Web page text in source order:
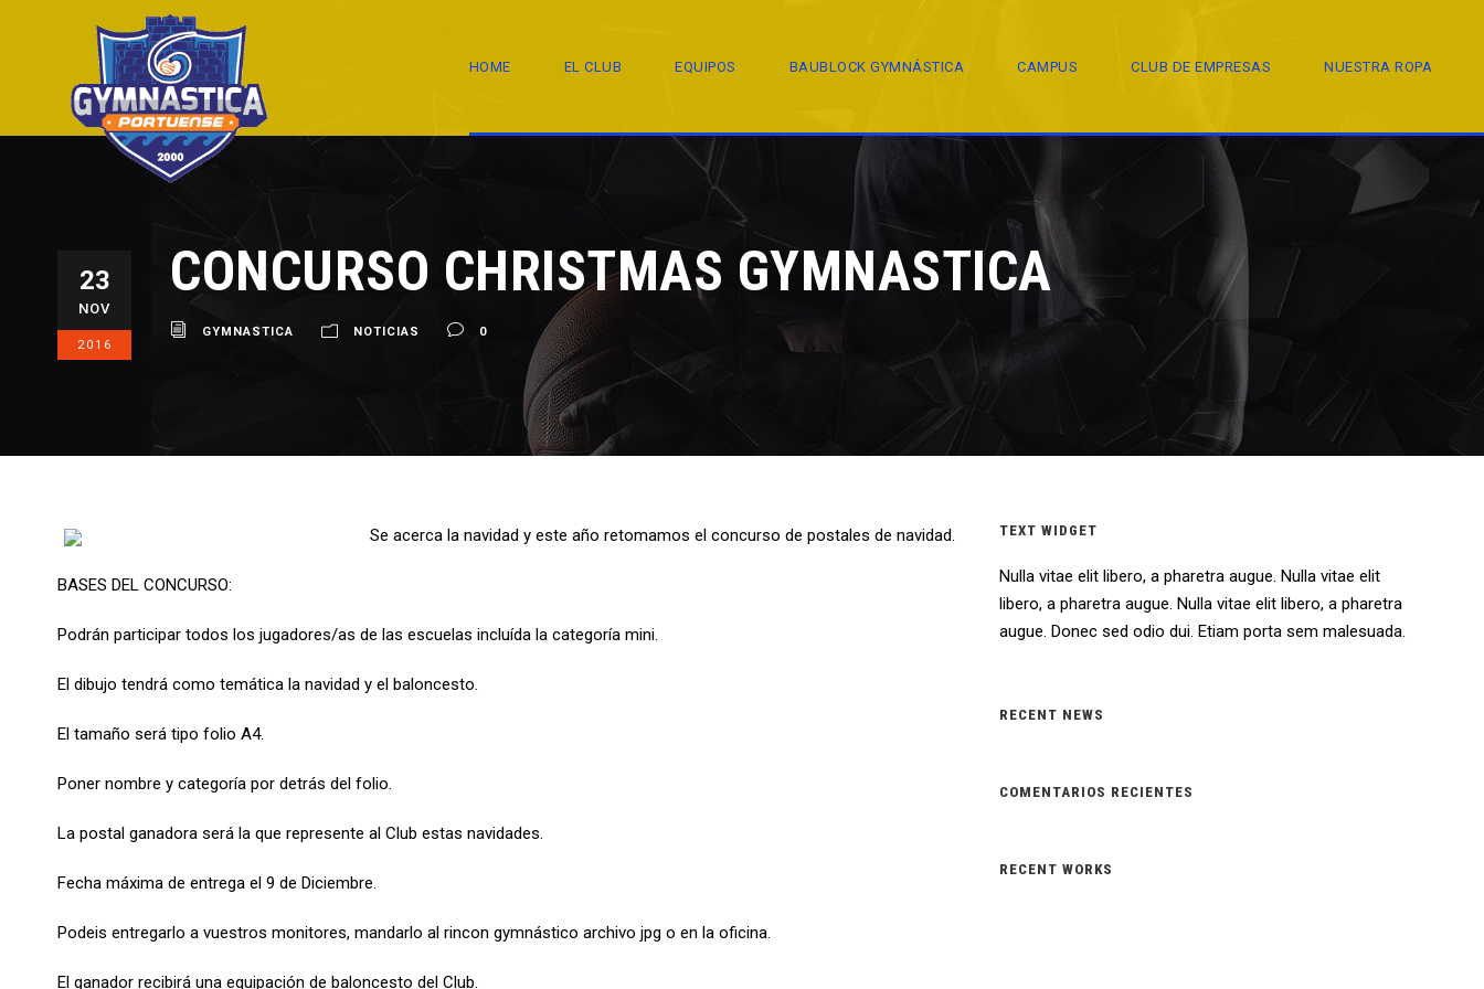
HOME EL CLUB EQUIPOS BAUBLOCK GYMNÁSTICA CAMPUS CLUB DE EMPRESAS NUESTRA ROPA
23
NOV
2016
CONCURSO CHRISTMAS GYMNASTICA
GYMNASTICA NOTICIAS 0
Se acerca la navidad y este año retomamos el concurso de postales de navidad.
BASES DEL CONCURSO:
Podrán participar todos los jugadores/as de las escuelas incluída la categoría mini.
El dibujo tendrá como temática la navidad y el baloncesto.
El tamaño será tipo folio A4.
Poner nombre y categoría por detrás del folio.
La postal ganadora será la que represente al Club estas navidades.
Fecha máxima de entrega el 9 de Diciembre.
Podeis entregarlo a vuestros monitores, mandarlo al rincon gymnástico archivo jpg o en la oficina.
El ganador recibirá una equipación de baloncesto del Club.
TEXT WIDGET
Nulla vitae elit libero, a pharetra augue. Nulla vitae elit
libero, a pharetra augue. Nulla vitae elit libero, a pharetra
augue. Donec sed odio dui. Etiam porta sem malesuada.
RECENT NEWS
COMENTARIOS RECIENTES
RECENT WORKS